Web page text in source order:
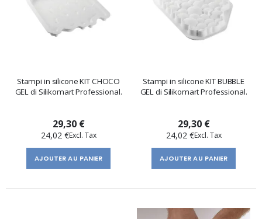
Stampi in silicone KIT CHOCO
GEL di Silikomart Professional.
29,30 €
24,02 €
AJOUTER AU PANIER
Stampi in silicone KIT BUBBLE
GEL di Silikomart Professional.
29,30 €
24,02 €
AJOUTER AU PANIER